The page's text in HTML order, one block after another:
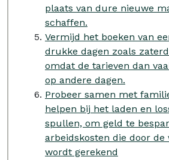
plaats van dure nieuwe
schaffen.
Vermijd het boeken van
drukke dagen zoals
omdat de tarieven dan
op andere dagen.
Probeer samen met
helpen bij het laden en
spullen, om geld te
arbeidskosten die door de
wordt gerekend